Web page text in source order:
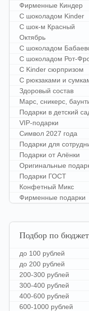
Фирменные Киндер
С шоколадом Kinder
С шок-м Красный
Октябрь
С шоколадом
С шоколадом Рот-
С Kinder сюрпризом
С рюкзаками и
Здоровый состав
Марс, сникерс,
Подарки в детский
VIP-подарки
Символ 2027 года
Подарки для
Подарки от Алёнки
Оригинальные
Подарки ГОСТ
Конфетный Микс
Фирменные подарки
Подбор по
до 100 рублей
до 200 рублей
200-300 рублей
300-400 рублей
400-600 рублей
600-1000 рублей